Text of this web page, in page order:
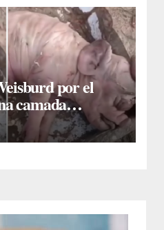
por el
camada
deformaciones